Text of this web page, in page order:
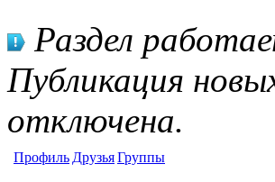
Раздел
Публикация
отключена.
Профиль ДрузьяГруппы